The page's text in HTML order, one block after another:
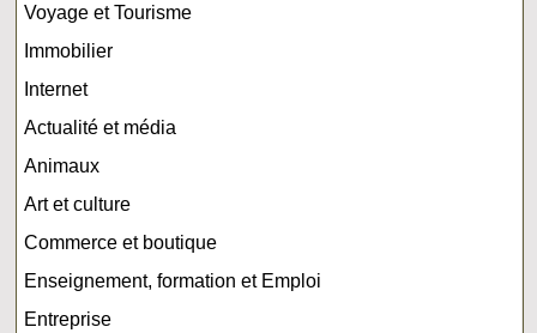
Voyage et Tourisme
Immobilier
Internet
Actualité et média
Animaux
Art et culture
Commerce et boutique
Enseignement, formation et Emploi
Entreprise